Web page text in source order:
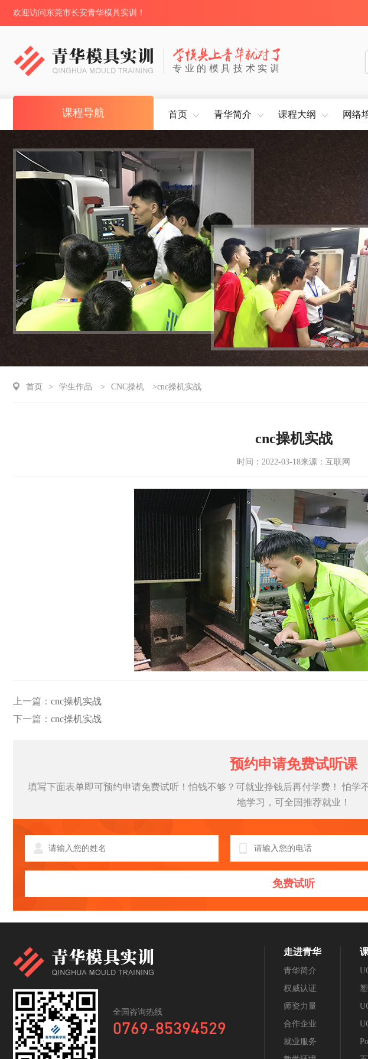
欢迎访问东莞市长安青华模具实训！
专业的模具技术实训
课程导航 首页 青华简介 课程大纲 网络
首页 > 学生作品 > CNC操机 >cnc操机实战
cnc操机实战
时间：2022-03-18来源：互联网
上一篇： cnc操机实战
下一篇： cnc操机实战
预约申请免费试听课
填写下面表单即可预约申请免费试听！怕钱不够？可就业挣钱后再付学费！ 怕学
地学习，可全国推荐就业！
免费试听
全国咨询热线
0769-85394529
走进青华
青华简介
权威认证
师资力量
合作企业
就业服务